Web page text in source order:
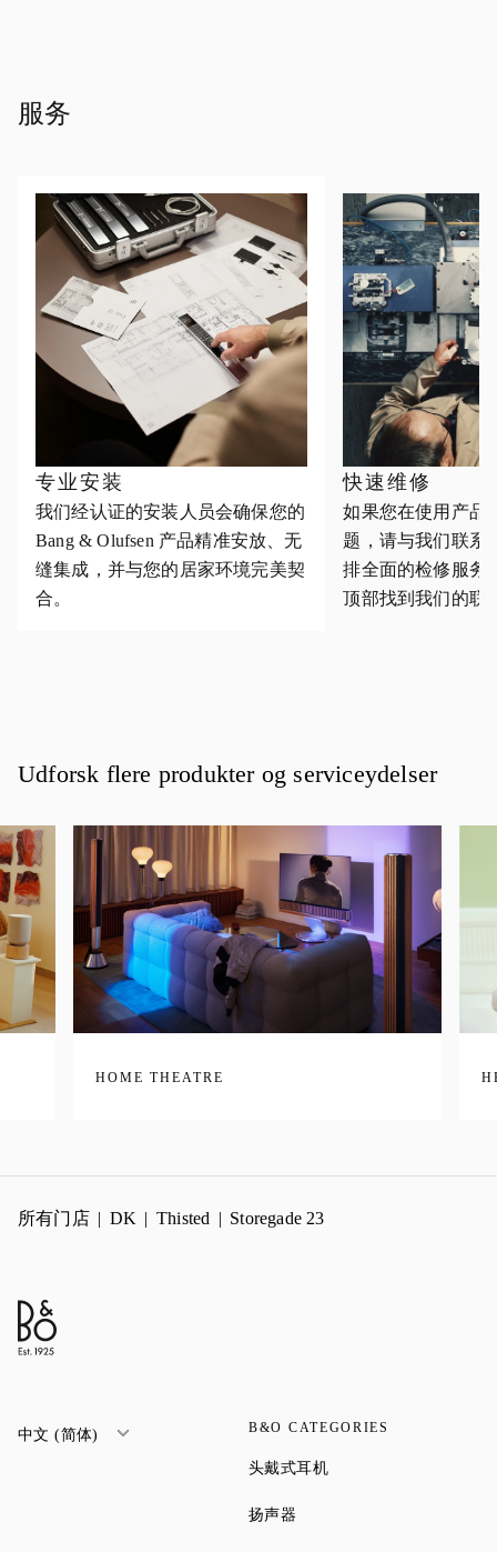
服务
专业安装
我们经认证的安装人员会确保您的
Bang & Olufsen 产品精准安放、无
缝集成，并与您的居家环境完美契
合。
快速维修
如果您在使用产品
题，请与我们联系
排全面的检修服务
顶部找到我们的联
Udforsk flere produkter og serviceydelser
HOME THEATRE
所有门店 DK Thisted Storegade 23
中文 (简体) B&O CATEGORIES
头戴式耳机
扬声器